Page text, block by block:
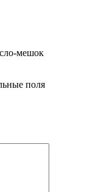
мешок
поля